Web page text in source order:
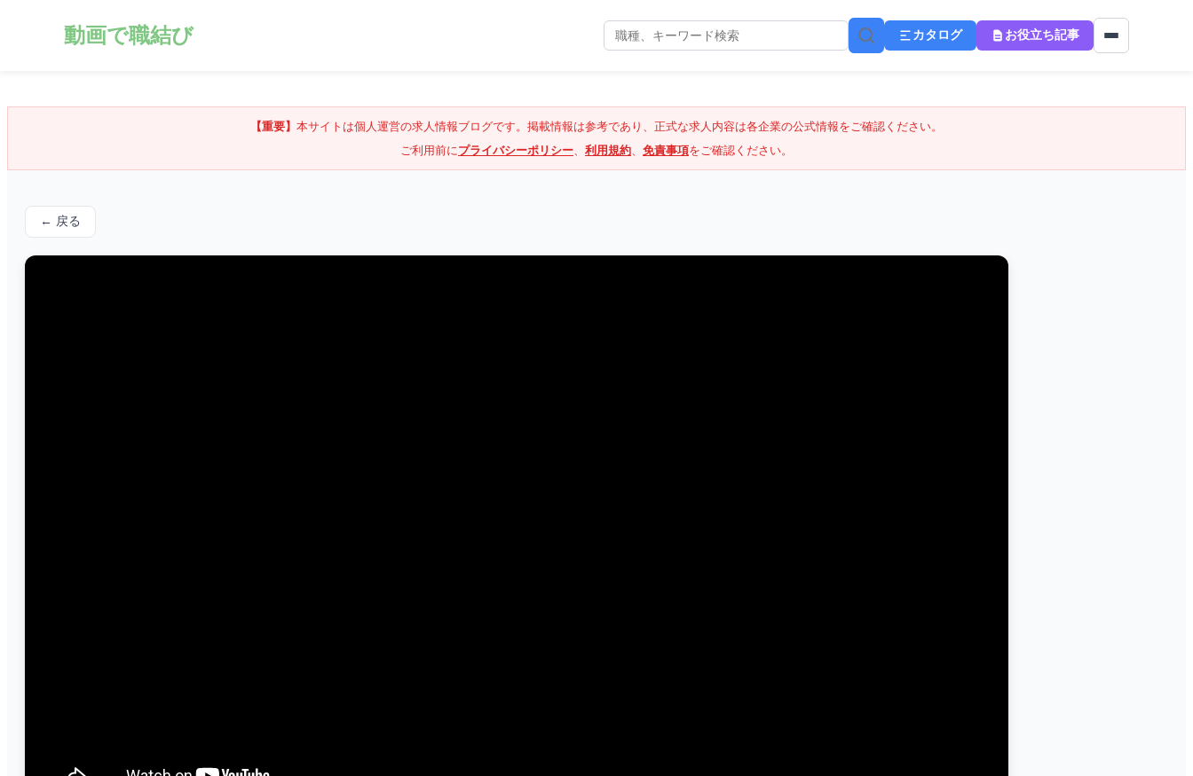
動画で職結び カタログ お役立ち記事
【重要】 本サイトは個人運営の求人情報ブログです。掲載情報は参考であり、正式な求人内容は各企業の公式情報をご確認ください。
ご利用前にプライバシーポリシー、 利用規約、 免責事項をご確認ください。
← 戻る